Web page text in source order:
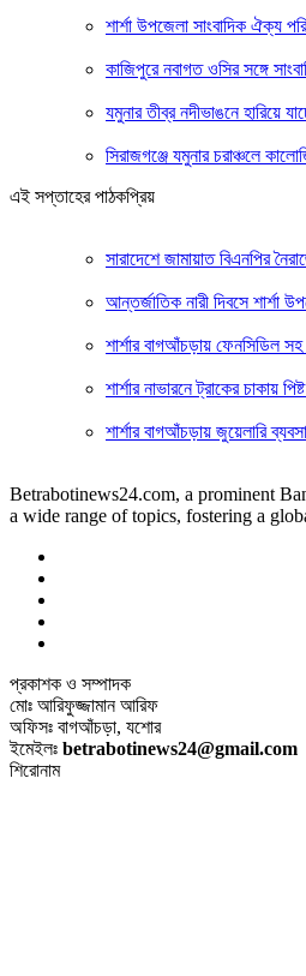
শার্শা উপজেলা সাংবাদিক ঐক্য
কাজিপুরে নবাগত ওসির সঙ্গে
যমুনার তীব্র নদীভাঙনে হারিয়ে
সিরাজগঞ্জে যমুনার চরাঞ্চলে
এই সপ্তাহের পাঠকপ্রিয়
সারাদেশে জামায়াত বিএনপির
আন্তর্জাতিক নারী দিবসে শার্শা
শার্শার বাগআঁচড়ায় ফেনসিডিল
শার্শার নাভারনে ট্রাকের চাকায়
শার্শার বাগআঁচড়ায় জুয়েলারি
Betrabotinews24.com, a prominent
a wide range of topics, fostering a
প্রকাশক ও সম্পাদক
মোঃ আরিফুজ্জামান আরিফ
অফিসঃ বাগআঁচড়া, যশোর
ইমেইলঃ betrabotinews24@gmail.com
শিরোনাম